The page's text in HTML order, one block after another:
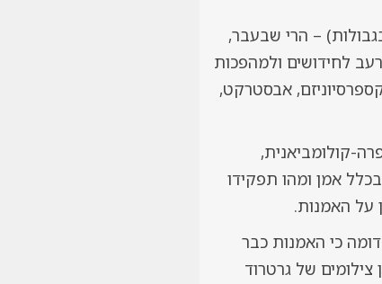
– הרי שבעבר,
לחידושים ולמהפכות
אבסטרקט,
קולומביאנית,
אמן ומהו תפקידו
על האמנות.
ואם במאה ה-19 נחת על האמנות משומקום אוייב חדש – הצילום, הרי שעד תחילת המאה ה-20 דומה כי האמנות כבר
של גרטרוד